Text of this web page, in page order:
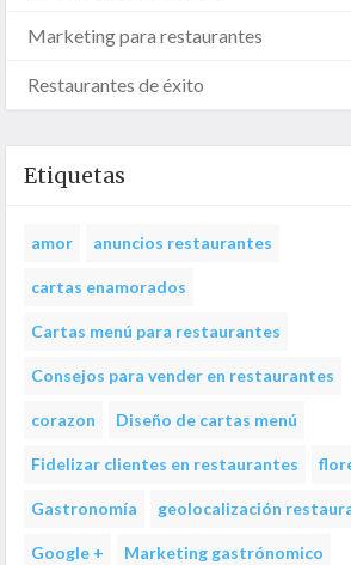
Marketing para restaurantes
Restaurantes de éxito
Etiquetas
amor anuncios restaurantes
cartas enamorados
Cartas menú para restaurantes
Consejos para vender en restaurantes
corazon Diseño de cartas menú
Fidelizar clientes en restaurantes
Gastronomía geolocalización
Google + Marketing gastrónomico